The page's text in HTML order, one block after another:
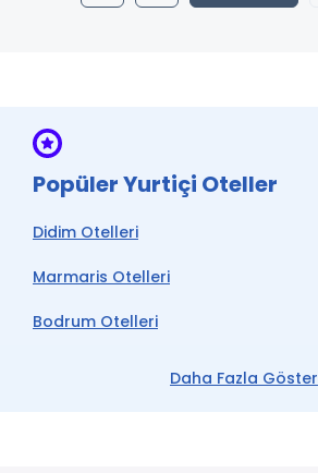
Daha Fazla Göster
Popüler Yurtiçi Oteller
Didim Otelleri
Marmaris Otelleri
Bodrum Otelleri